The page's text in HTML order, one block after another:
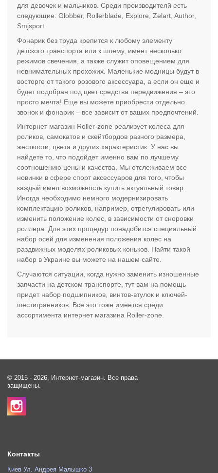
для девочек и мальчиков. Среди производителй есть
следующие: Globber, Rollerblade, Explore, Zelart, Author,
Smjsport.
Фонарик без труда крепится к любому элементу
детского транспорта или к шлему, имеет несколько
режимов свечения, а также служит оповещением для
невнимательных прохожих. Маленькие модницы будут в
восторге от такого розового аксессуара, а если он еще и
будет подобран под цвет средства передвижения – это
просто мечта! Еще вы можете приобрести отдельно
звонок и фонарик – все зависит от ваших предпочтений.
Интернет магазин Roller-zone реализует колеса для
роликов, самокатов и скейтбордов разного размера,
жесткости, цвета и других характеристик. У нас вы
найдете то, что подойдет именно вам по лучшему
соотношению цены и качества. Мы отслеживаем все
новинки в сфере спорт аксессуаров для того, чтобы
каждый имел возможность купить актуальный товар.
Иногда необходимо немного модернизировать
комплектацию роликов, например, отрегулировать или
изменить положение колес, в зависимости от сноровки
роллера. Для этих процедур понадобится специальный
набор осей для изменения положения колес на
раздвижных моделях роликовых коньков. Найти такой
набор в Украине вы можете на нашем сайте.
Случаются ситуации, когда нужно заменить изношенные
запчасти на детском транспорте, тут вам на помощь
придет набор подшипников, винтов-втулок и ключей-
шестигранников. Все это тоже имеется среди
ассортимента интернет магазина Roller-zone.
© 2015 - 2026, Интернет-магазин. Все права
защищены.
Контакты
Киев Ул. Андрея Малышко 3